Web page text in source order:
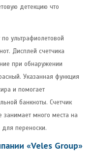
детекцию что
ультрафиолетовой
Дисплей счетчика
при обнаружении
Указанная функция
и помогает
банкноты. Счетчик
много места на
переноски.
«Veles Group»